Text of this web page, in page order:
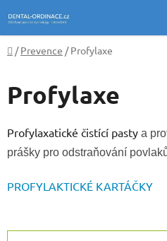
na
obsah
Domů
/ Prevence / Profylaxe
Profylaxe
Profylaxatické čistící pasty a
prášky pro odstraňování
PROFYLAKTICKÉ KARTÁČKY